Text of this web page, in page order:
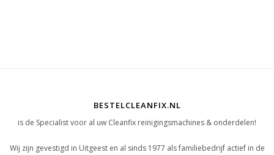
BESTELCLEANFIX.NL
is de Specialist voor al uw Cleanfix reinigingsmachines & onderdelen!
Wij zijn gevestigd in Uitgeest en al sinds 1977 als familiebedrijf actief in de